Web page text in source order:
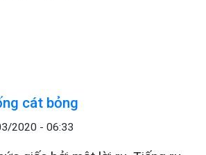
cát bỏng
2020 - 06:33